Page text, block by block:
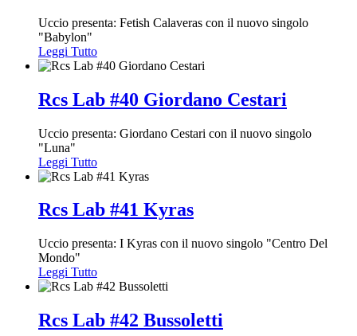
Uccio presenta: Fetish Calaveras con il nuovo singolo
"Babylon"
Leggi Tutto
Rcs Lab #40 Giordano Cestari
Uccio presenta: Giordano Cestari con il nuovo singolo
"Luna"
Leggi Tutto
Rcs Lab #41 Kyras
Uccio presenta: I Kyras con il nuovo singolo "Centro Del
Mondo"
Leggi Tutto
Rcs Lab #42 Bussoletti